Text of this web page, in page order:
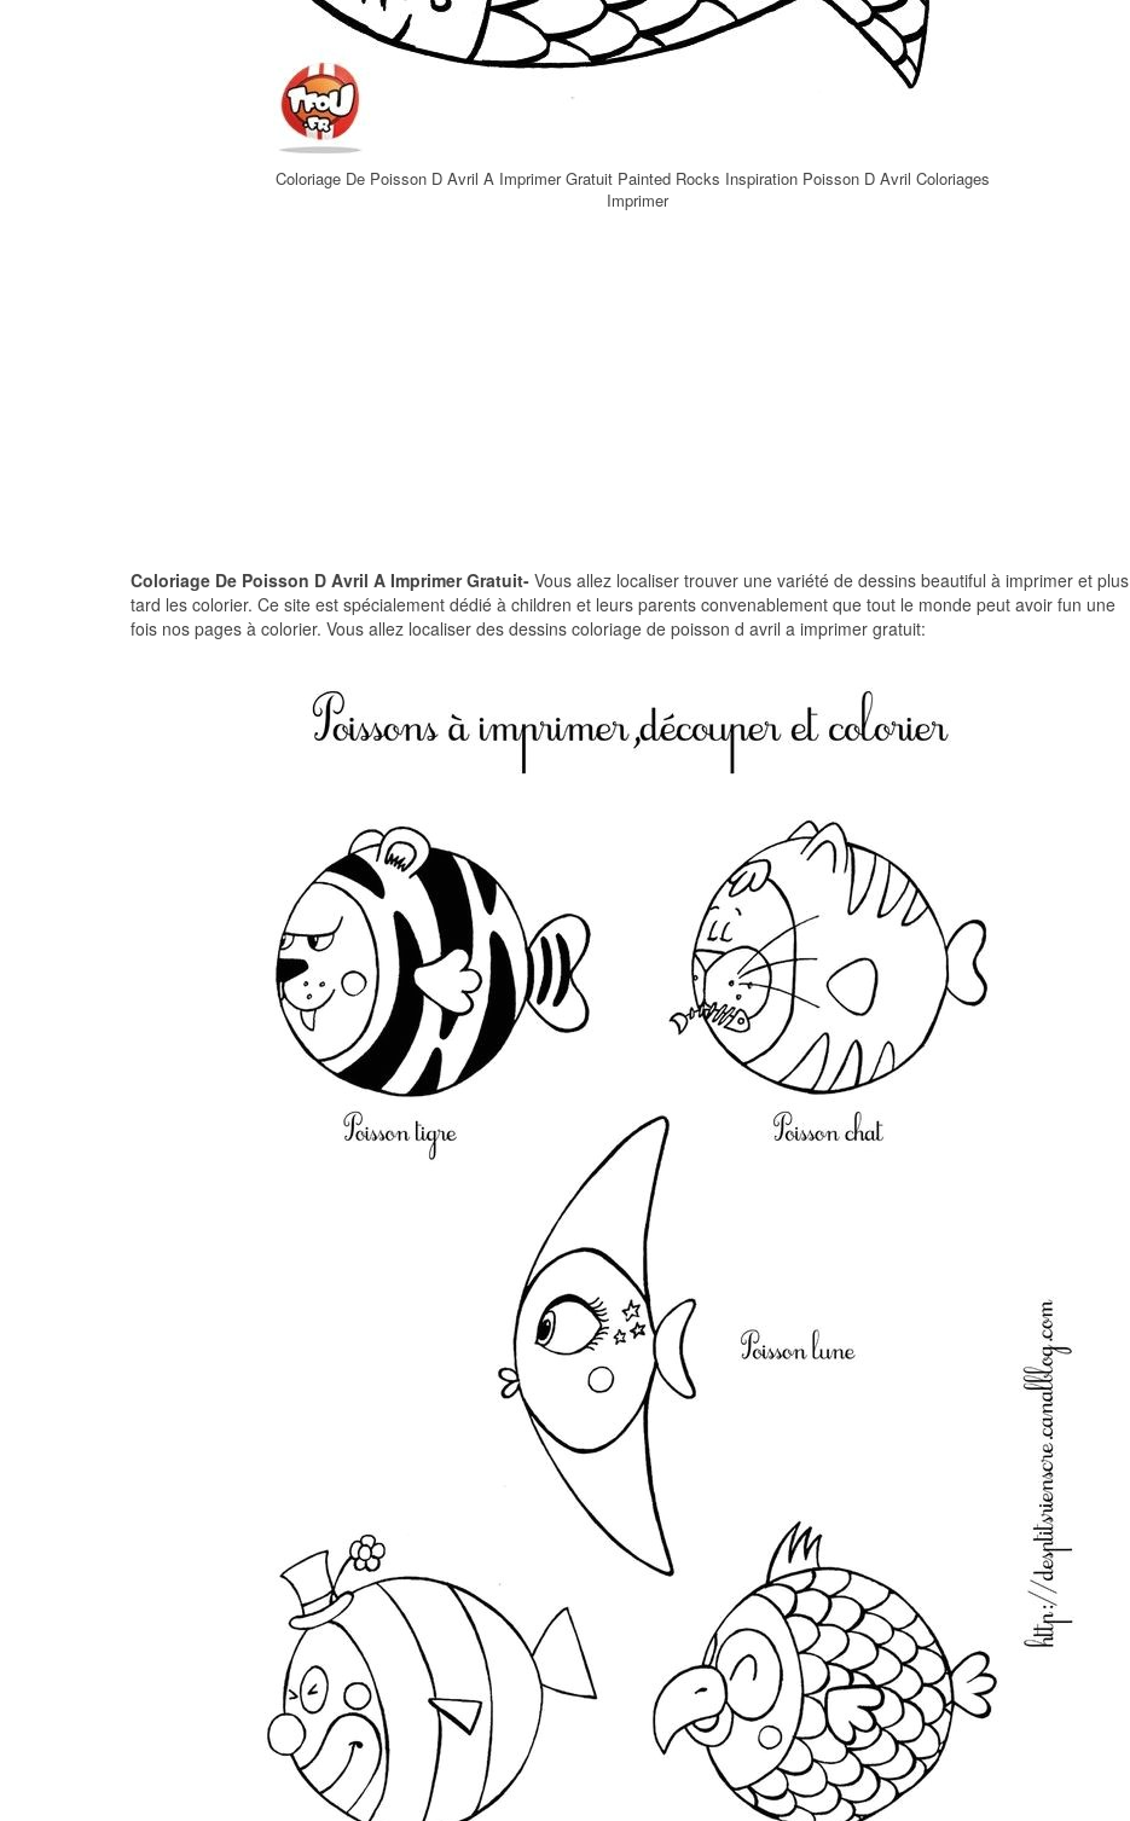
Coloriage De Poisson D Avril A Imprimer Gratuit Painted Rocks Inspiration Poisson D Avril Coloriages
Imprimer
Coloriage De Poisson D Avril A Imprimer Gratuit- Vous allez localiser trouver une variété de dessins beautiful à imprimer et plus
tard les colorier. Ce site est spécialement dédié à children et leurs parents convenablement que tout le monde peut avoir fun une
fois nos pages à colorier. Vous allez localiser des dessins coloriage de poisson d avril a imprimer gratuit: